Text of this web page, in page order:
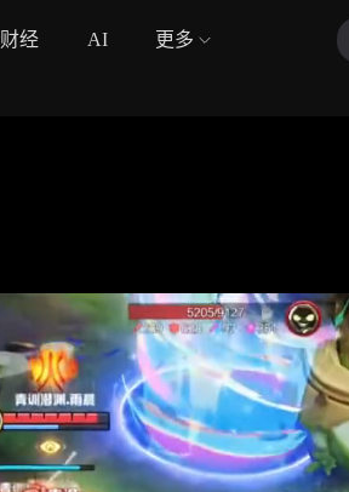
财经 AI 更多